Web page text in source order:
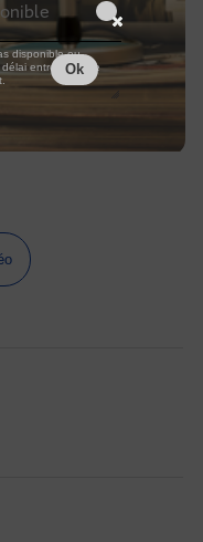
disponible ou
entre la fin de
Ok